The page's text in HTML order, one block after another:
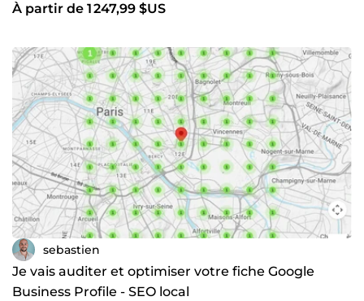
À partir de 1 247,99 $US
sebastien
Je vais auditer et optimiser votre fiche Google
Business Profile - SEO local